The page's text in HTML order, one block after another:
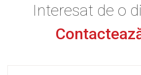
Interesat de o